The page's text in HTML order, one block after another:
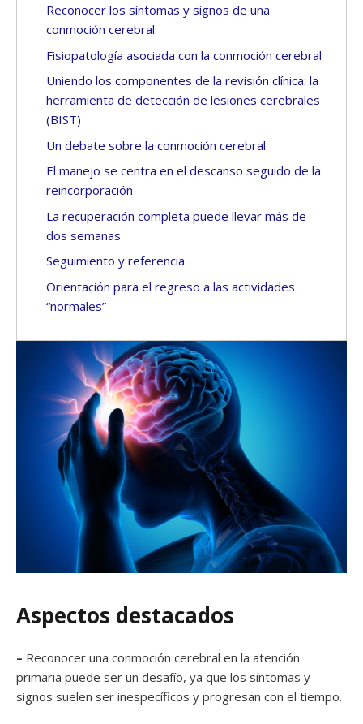
Reconocer los síntomas y signos de una
conmoción cerebral
Fisiopatología asociada con la conmoción cerebral
Uniendo los componentes de la revisión clínica: la
herramienta de detección de lesiones cerebrales
(BIST)
Un debate sobre la conmoción cerebral
El manejo se centra en el descanso seguido de la
reincorporación
La recuperación completa puede llevar más de
dos semanas
Seguimiento y referencia
Orientación para el regreso a las actividades
“normales”
Aspectos destacados
– Reconocer una conmoción cerebral en la atención
primaria puede ser un desafío, ya que los síntomas y
signos suelen ser inespecíficos y progresan con el tiempo.